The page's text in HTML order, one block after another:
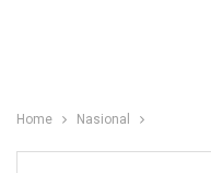
Home Nasional